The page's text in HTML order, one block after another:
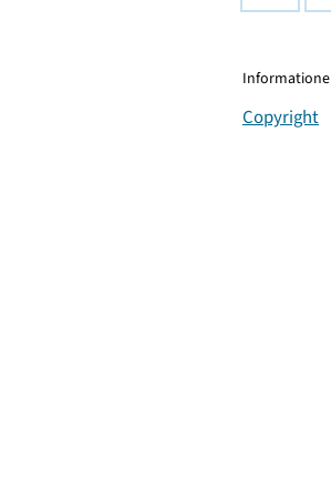
Copyright